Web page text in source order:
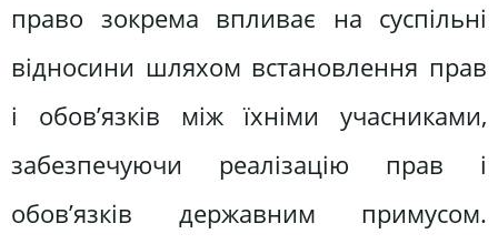
право зокрема впливає на суспільні
відносини шляхом встановлення прав
і обов’язків між їхніми учасниками,
забезпечуючи реалізацію прав і
обов’язків державним примусом.